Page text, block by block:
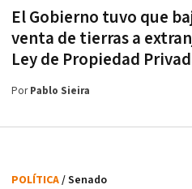
El Gobierno tuvo que
venta de tierras a
Ley de Propiedad
PorPablo Sieira
POLÍTICA/ Senado